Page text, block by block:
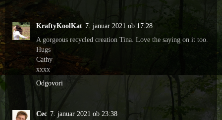
KraftyKoolKat 7. januar 2021 ob 17:28
A gorgeous recycled creation Tina. Love the saying on it too.
Hugs
Cathy
xxxx
Odgovori
Cec 7. januar 2021 ob 23:38